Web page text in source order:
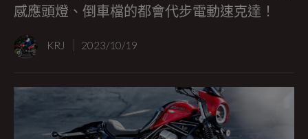
感應頭燈、倒車檔的都會代步電動速克達！
KRJ 2023/10/19